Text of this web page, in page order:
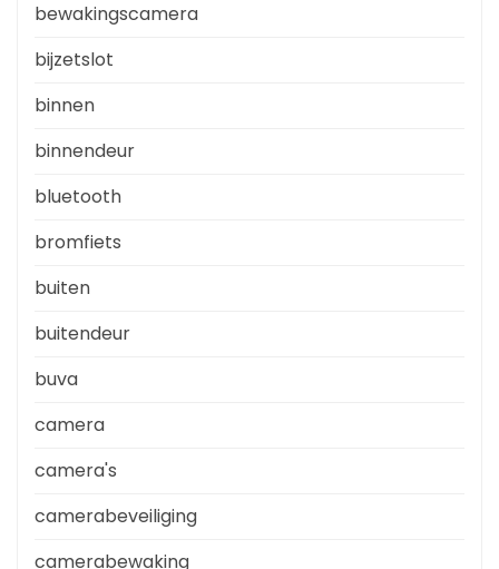
bewakingscamera
bijzetslot
binnen
binnendeur
bluetooth
bromfiets
buiten
buitendeur
buva
camera
camera's
camerabeveiliging
camerabewaking